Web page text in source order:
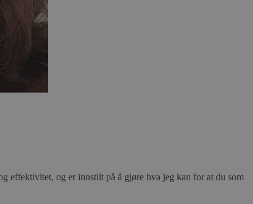
effektivitet, og er innstilt på å gjøre hva jeg kan for at du som